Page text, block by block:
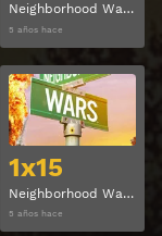
Neighborhood Wars Temporada 1 Capitulo 12
5 años hace
Ver
1x15
Neighborhood Wars Temporada 1 Capitulo 15
5 años hace